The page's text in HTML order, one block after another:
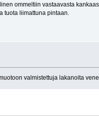
ommeltiin vastaavasta
tuota liimattuna pintaan.
valmistettuja lakanoita